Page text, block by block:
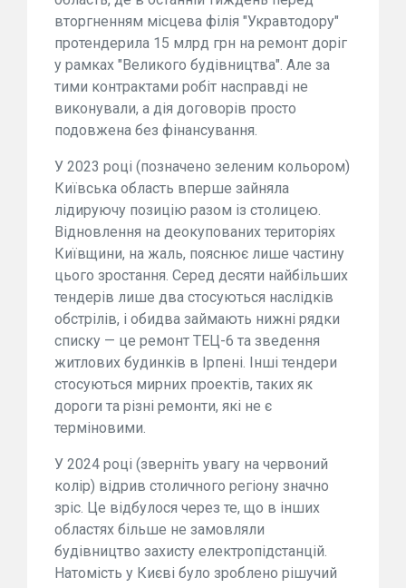
вторгненням місцева філія "Укравтодору"
протендерила 15 млрд грн на ремонт доріг
у рамках "Великого будівництва". Але за
тими контрактами робіт насправді не
виконували, а дія договорів просто
подовжена без фінансування.
У 2023 році (позначено зеленим кольором)
Київська область вперше зайняла
лідируючу позицію разом із столицею.
Відновлення на деокупованих територіях
Київщини, на жаль, пояснює лише частину
цього зростання. Серед десяти найбільших
тендерів лише два стосуються наслідків
обстрілів, і обидва займають нижні рядки
списку — це ремонт ТЕЦ-6 та зведення
житлових будинків в Ірпені. Інші тендери
стосуються мирних проектів, таких як
дороги та різні ремонти, які не є
терміновими.
У 2024 році (зверніть увагу на червоний
колір) відрив столичного регіону значно
зріс. Це відбулося через те, що в інших
областях більше не замовляли
будівництво захисту електропідстанцій.
Натомість у Києві було зроблено рішучий